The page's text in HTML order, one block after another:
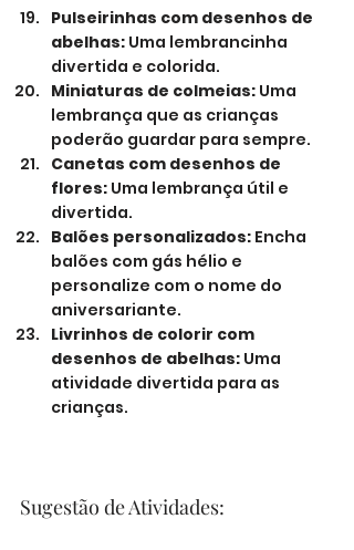
Pulseirinhas com desenhos de
abelhas: Uma lembrancinha
divertida e colorida.
Miniaturas de colmeias: Uma
lembrança que as crianças
poderão guardar para sempre.
Canetas com desenhos de
flores: Uma lembrança útil e
divertida.
Balões personalizados: Encha
balões com gás hélio e
personalize com o nome do
aniversariante.
Livrinhos de colorir com
desenhos de abelhas: Uma
atividade divertida para as
crianças.
Sugestão de Atividades: